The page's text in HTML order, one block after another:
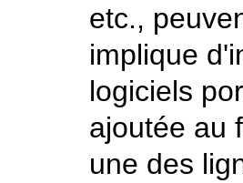
etc.,
implique
logiciels
ajoutée au
une des